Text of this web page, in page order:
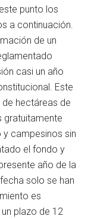
punto los
a continuación.
de un
casi un año
Este
hectáreas de
gratuitamente
campesinos sin
el fondo y
año de la
solo se han
es
plazo de 12